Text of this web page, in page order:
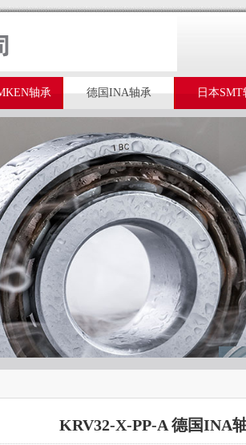
轴承 德国INA轴承 日本SMT
KRV32-X-PP-A 德国INA